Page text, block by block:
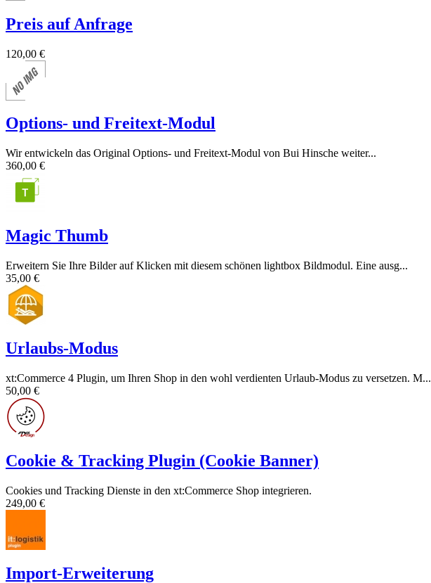
Preis auf Anfrage
120,00 €
Options- und Freitext-Modul
Wir entwickeln das Original Options- und Freitext-Modul von Bui Hinsche weiter...
360,00 €
Magic Thumb
Erweitern Sie Ihre Bilder auf Klicken mit diesem schönen lightbox Bildmodul. Eine ausg...
35,00 €
Urlaubs-Modus
xt:Commerce 4 Plugin, um Ihren Shop in den wohl verdienten Urlaub-Modus zu versetzen. M...
50,00 €
Cookie & Tracking Plugin (Cookie Banner)
Cookies und Tracking Dienste in den xt:Commerce Shop integrieren.
249,00 €
Import-Erweiterung